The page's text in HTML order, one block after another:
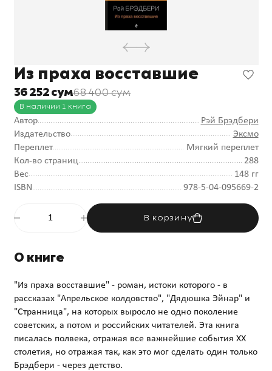
Из праха восставшие
36 252 сум68 400 сум
В наличии 1 книга
Автор
Рэй Брэдбери
Издательство
Эксмо
Переплет
Мягкий переплет
Кол-во страниц
288
Вес
148 гг
ISBN
978-5-04-095669-2
В корзину
О книге
"Из праха восставшие" - роман, истоки которого - в
рассказах "Апрельское колдовство", "Дядюшка Эйнар" и
"Странница", на которых выросло не одно поколение
советских, а потом и российских читателей. Эта книга
писалась полвека, отражая все важнейшие события XX
столетия, но отражая так, как это мог сделать один только
Брэдбери - через детство.